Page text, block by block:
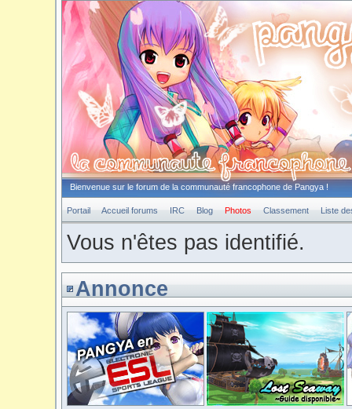
Bienvenue sur le forum de la communauté francophone de Pangya !
Portail Accueil forums IRC Blog Photos Classement Liste
Vous n'êtes pas identifié.
Annonce